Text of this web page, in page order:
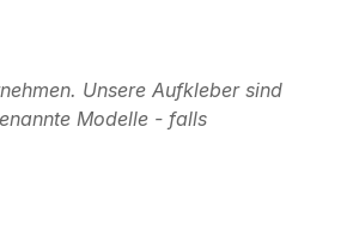
Unsere Aufkleber sind
Modelle - falls